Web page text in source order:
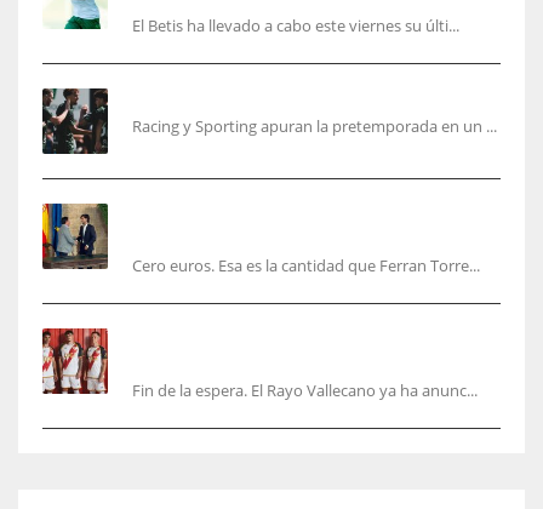
El Betis ha llevado a cabo este viernes su últi...
Racing y Sporting apuran la pretemporada en un ...
Cero euros. Esa es la cantidad que Ferran Torre...
Fin de la espera. El Rayo Vallecano ya ha anunc...